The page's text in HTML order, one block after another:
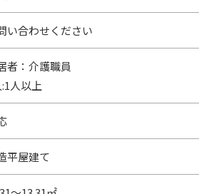
い合わせください
者：介護職員
人以上
平屋建て